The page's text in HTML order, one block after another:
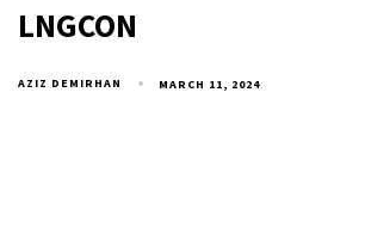
LNGCON
AZIZ DEMIRHAN MARCH 11, 2024